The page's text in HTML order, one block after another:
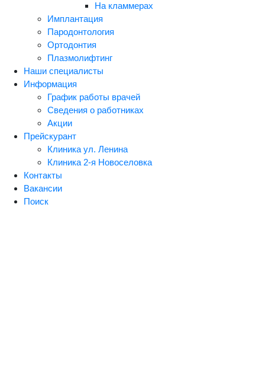
На кламмерах
Имплантация
Пародонтология
Ортодонтия
Плазмолифтинг
Наши специалисты
Информация
График работы врачей
Сведения о работниках
Акции
Прейскурант
Клиника ул. Ленина
Клиника 2-я Новоселовка
Контакты
Вакансии
Поиск